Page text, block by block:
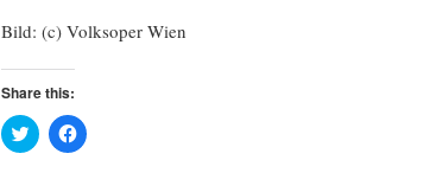
Bild: (c) Volksoper Wien
Share this:
Click
to
Click
to